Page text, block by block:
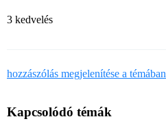
3 kedvelés
hozzászólás megjelenítése a témában
Kapcsolódó témák